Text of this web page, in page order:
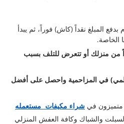
بدفع المبلغ نقداً (كاش) فوراً، ثم يبدأ
الخاصة.
من منزلك أو تتعرض للتلف بسبب
في المزاحمية واحصل على أفضل
في شراء مكيفات مستعمله
والشباك وكافة العفش المنزلي